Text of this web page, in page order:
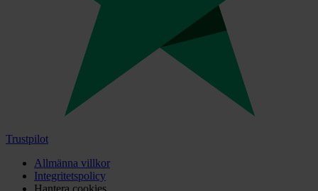
Trustpilot
Allmänna villkor
Integritetspolicy
Hantera cookies